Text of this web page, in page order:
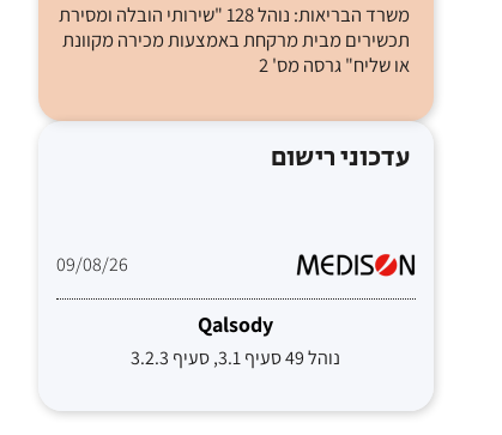
משרד הבריאות: נוהל 128 "שירותי הובלה ומסירת
תכשירים מבית מרקחת באמצעות מכירה מקוונת
או שליח" גרסה מס' 2
עדכוני רישום
09/08/26
Qalsody
נוהל 49 סעיף 3.1, סעיף 3.2.3